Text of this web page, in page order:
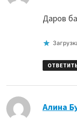
Даров
Алина